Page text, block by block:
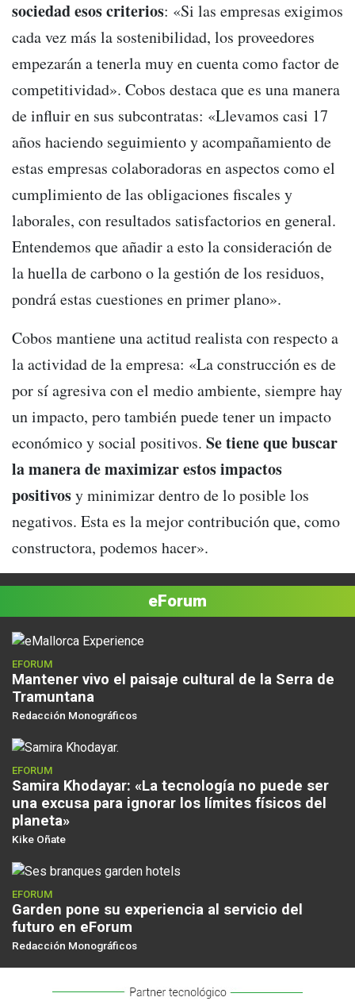
sociedad esos criterios: «Si las empresas exigimos
cada vez más la sostenibilidad, los proveedores
empezarán a tenerla muy en cuenta como factor de
competitividad». Cobos destaca que es una manera
de influir en sus subcontratas: «Llevamos casi 17
años haciendo seguimiento y acompañamiento de
estas empresas colaboradoras en aspectos como el
cumplimiento de las obligaciones fiscales y
laborales, con resultados satisfactorios en general.
Entendemos que añadir a esto la consideración de
la huella de carbono o la gestión de los residuos,
pondrá estas cuestiones en primer plano».
Cobos mantiene una actitud realista con respecto a
la actividad de la empresa: «La construcción es de
por sí agresiva con el medio ambiente, siempre hay
un impacto, pero también puede tener un impacto
económico y social positivos. Se tiene que buscar
la manera de maximizar estos impactos
positivosy minimizar dentro de lo posible los
negativos. Esta es la mejor contribución que, como
constructora, podemos hacer».
eForum
EFORUM
Mantener vivo el paisaje cultural de la Serra de
Tramuntana
Redacción Monográficos
EFORUM
Samira Khodayar: «La tecnología no puede ser
una excusa para ignorar los límites físicos del
planeta»
Kike Oñate
EFORUM
Garden pone su experiencia al servicio del
futuro en eForum
Redacción Monográficos